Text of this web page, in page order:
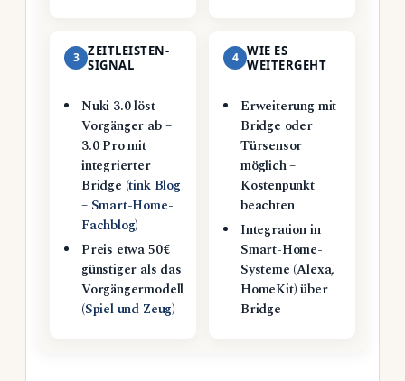
3 ZEITLEISTEN-
SIGNAL
Nuki 3.0 löst
Vorgänger ab –
3.0 Pro mit
integrierter
Bridge (tink Blog
– Smart-Home-
Fachblog)
Preis etwa 50 €
günstiger als das
Vorgängermodell
(Spiel und Zeug)
4 WIE ES
WEITERGEHT
Erweiterung mit
Bridge oder
Türsensor
möglich –
Kostenpunkt
beachten
Integration in
Smart-Home-
Systeme (Alexa,
HomeKit) über
Bridge